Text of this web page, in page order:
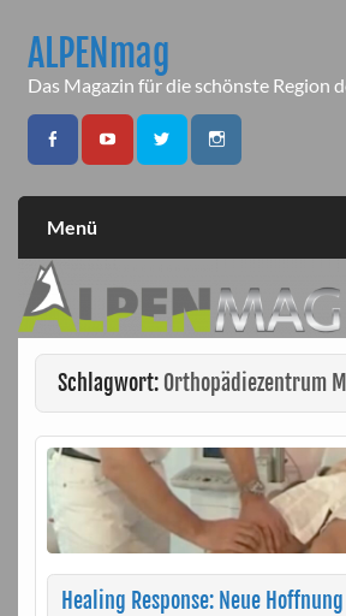
contentALPENmag
Das Magazin für die schönste Region
Menü
Schlagwort: Orthopädiezentrum
Healing Response: Neue